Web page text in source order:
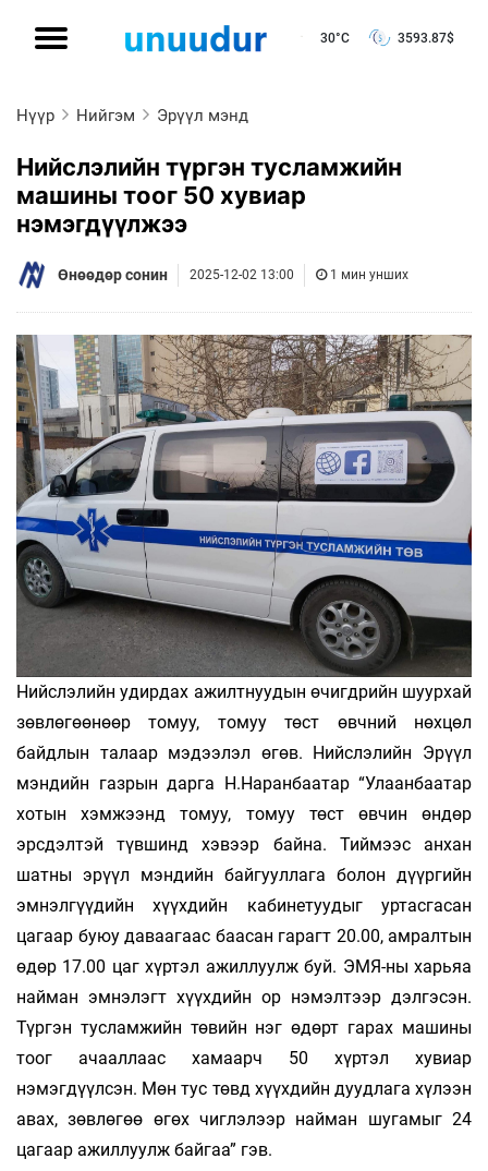
30°C 3593.87$
Нүүр Нийгэм Эрүүл мэнд
Нийслэлийн түргэн тусламжийн
машины тоог 50 хувиар
нэмэгдүүлжээ
Өнөөдөр сонин 2025-12-02 13:00 1 мин унших
Нийслэлийн удирдах ажилтнуудын өчигдрийн шуурхай
зөвлөгөөнөөр томуу, томуу төст өвчний нөхцөл
байдлын талаар мэдээлэл өгөв. Нийслэлийн Эрүүл
мэндийн газрын дарга Н.Наранбаатар “Улаанбаатар
хотын хэмжээнд томуу, томуу төст өвчин өндөр
эрсдэлтэй түвшинд хэвээр байна. Тиймээс анхан
шатны эрүүл мэндийн байгууллага болон дүүргийн
эмнэл­гүүдийн хүүхдийн кабинетуудыг уртасгасан
цагаар буюу даваагаас баасан гарагт 20.00, амралтын
өдөр 17.00 цаг хүртэл ажиллуулж буй. ЭМЯ-ны харьяа
найман эмнэлэгт хүүхдийн ор нэмэлтээр дэлгэсэн.
Түргэн тусламжийн төвийн нэг өдөрт гарах машины
тоог ачааллаас хамаарч 50 хүртэл хувиар
нэмэгдүүлсэн. Мөн тус төвд хүүхдийн дуудлага хүлээн
авах, зөвлөгөө өгөх чиглэлээр найман шугамыг 24
цагаар ажиллуулж байгаа” гэв.